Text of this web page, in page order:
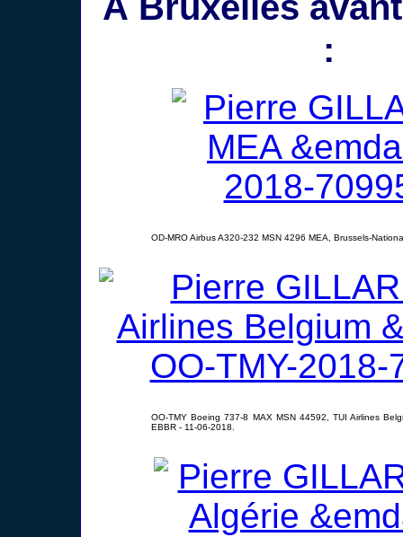
:
OD-MRO Airbus A320-232 MSN 4296 MEA, Brussels-
OO-TMY Boeing 737-8 MAX MSN 44592, TUI Airlines
EBBR - 11-06-2018.